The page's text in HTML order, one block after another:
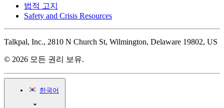
법적 고지
Safety and Crisis Resources
Talkpal, Inc., 2810 N Church St, Wilmington, Delaware 19802, US
© 2026 모든 권리 보유.
한국어